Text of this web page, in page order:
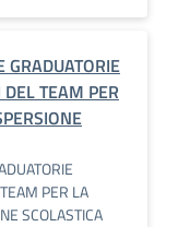
GRADUATORIE
TEAM PER
PER LA
SCOLASTICA